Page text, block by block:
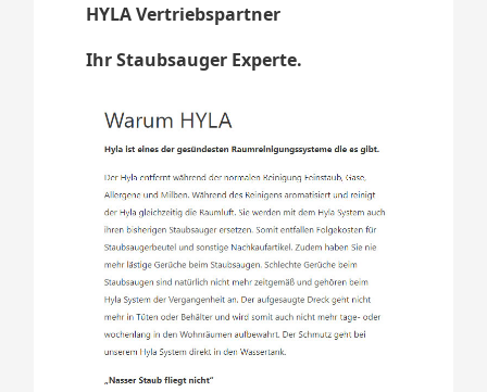
HYLA Vertriebspartner
Ihr Staubsauger Experte.